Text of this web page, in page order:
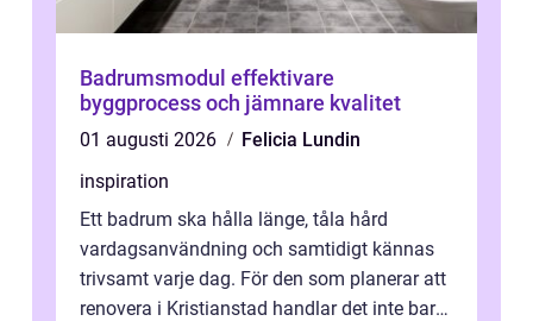
Badrumsmodul effektivare
byggprocess och jämnare kvalitet
01 augusti 2026
Felicia Lundin
inspiration
Ett badrum ska hålla länge, tåla hård
vardagsanvändning och samtidigt kännas
trivsamt varje dag. För den som planerar att
renovera i Kristianstad handlar det inte bara